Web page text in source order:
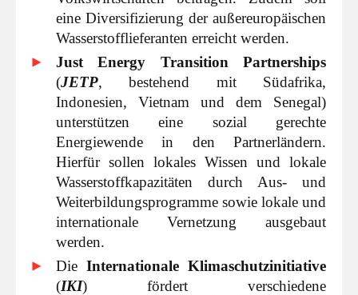
eine Diversifizierung der außereuropäischen
Wasserstofflieferanten erreicht werden.
Just Energy Transition Partnerships
(JETP, bestehend mit Südafrika,
Indonesien, Vietnam und dem Senegal)
unterstützen eine sozial gerechte
Energiewende in den Partnerländern.
Hierfür sollen lokales Wissen und lokale
Wasserstoffkapazitäten durch Aus- und
Weiterbildungsprogramme sowie lokale und
internationale Vernetzung ausgebaut
werden.
Die Internationale Klimaschutzinitiative
(IKI) fördert verschiedene